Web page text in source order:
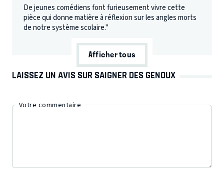
De jeunes comédiens font furieusement vivre cette
pièce qui donne matière à réflexion sur les angles morts
de notre système scolaire."
Afficher tous
LAISSEZ UN AVIS SUR SAIGNER DES GENOUX
Votre commentaire